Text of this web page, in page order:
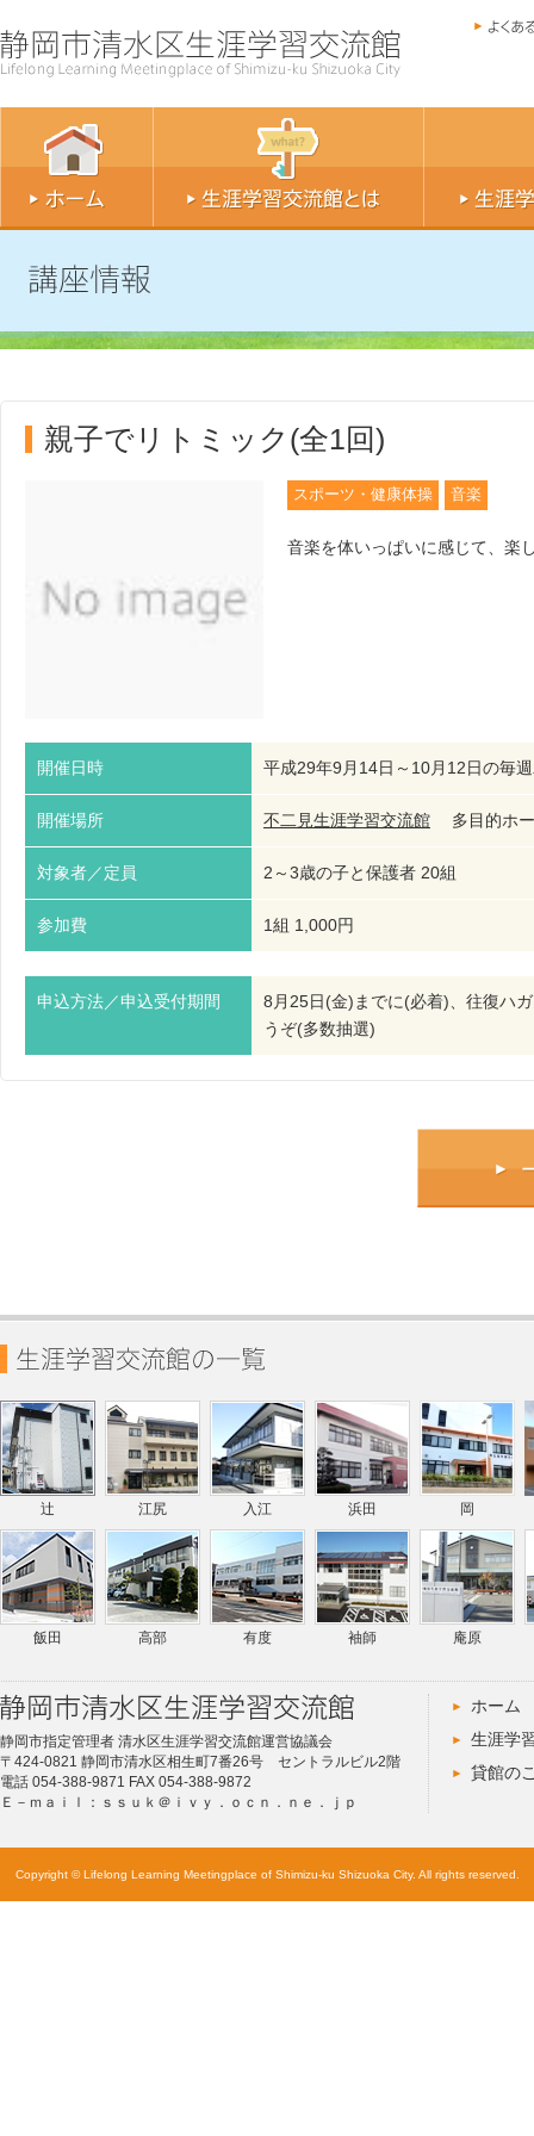
親子でリトミック(全1回)
スポーツ・健康体操 音楽
音楽を体いっぱいに感じて、楽
開催日時 平成29年9月14日～10月12日の毎
開催場所 不二見生涯学習交流館 多目的ホ
対象者／定員 2～3歳の子と保護者 20組
参加費 1組 1,000円
申込方法／申込受付期間
8月25日(金)までに(必着)、往復ハ
うぞ(多数抽選)
辻 江尻 入江 浜田 岡
飯田 高部 有度 袖師 庵原
静岡市指定管理者 清水区生涯学習交流館運営協議会
〒424-0821 静岡市清水区相生町7番26号 セントラルビル2階
電話 054-388-9871 FAX 054-388-9872
Ｅ－ｍａｉｌ：ｓｓｕｋ＠ｉｖｙ．ｏｃｎ．ｎｅ．ｊｐ
ホーム
生涯学
貸館の
Copyright © Lifelong Learning Meetingplace of Shimizu-ku Shizuoka City. All rights reserved.